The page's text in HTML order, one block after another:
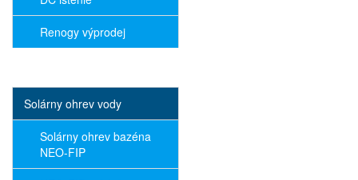
Renogy výprodej
Solárny ohrev vody
Solárny ohrev bazéna
NEO-FIP